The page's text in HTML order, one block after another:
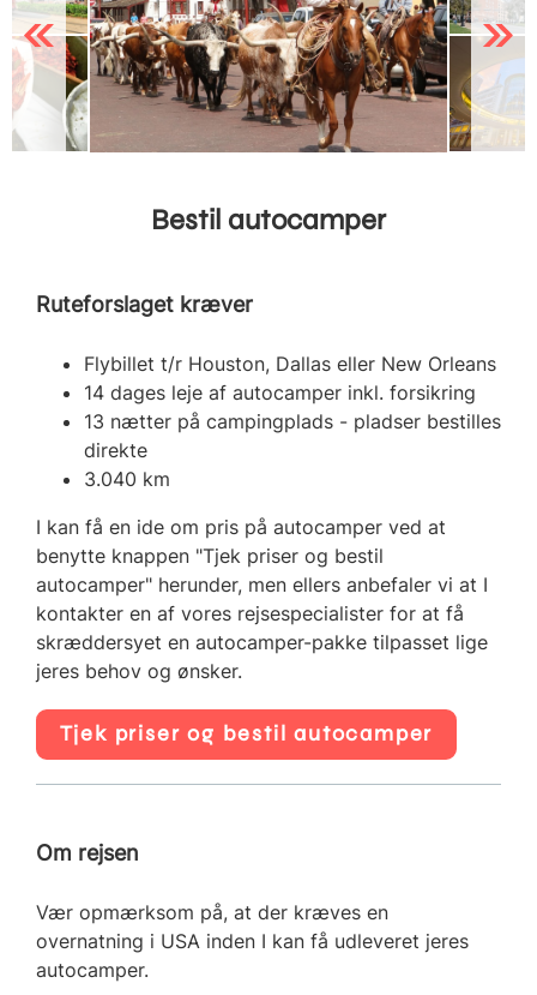
Previous Next
Bestil autocamper
Ruteforslaget kræver
Flybillet t/r Houston, Dallas eller New Orleans
14 dages leje af autocamper inkl. forsikring
13 nætter på campingplads - pladser bestilles
direkte
3.040 km
I kan få en ide om pris på autocamper ved at
benytte knappen "Tjek priser og bestil
autocamper" herunder, men ellers anbefaler vi at I
kontakter en af vores rejsespecialister for at få
skræddersyet en autocamper-pakke tilpasset lige
jeres behov og ønsker.
Tjek priser og bestil autocamper
Om rejsen
Vær opmærksom på, at der kræves en
overnatning i USA inden I kan få udleveret jeres
autocamper.